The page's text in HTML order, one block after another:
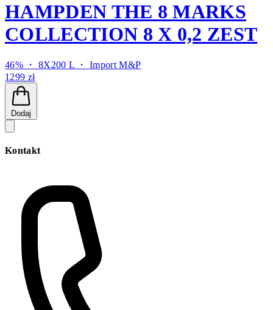
HAMPDEN THE 8 MARKS
COLLECTION 8 X 0,2 ZEST
46% ・ 8X200 L ・Import M&P
1299 zł
Dodaj
Kontakt